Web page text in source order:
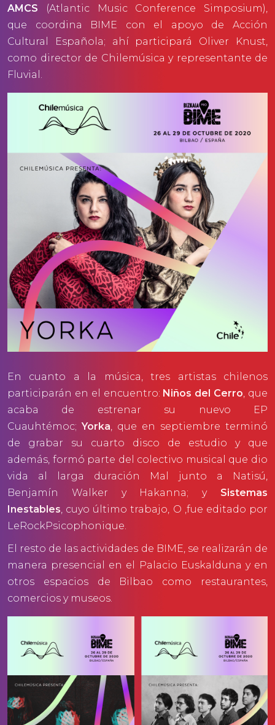
AMCS
(Atlantic Music Conference Simposium),
que coordina BIME con el apoyo de Acción
Cultural Española; ahí participará Oliver Knust,
como director de Chilemúsica y representante de
Fluvial.
En cuanto a la música, tres artistas chilenos
participarán en el encuentro: Niños del Cerro , que
acaba de estrenar su nuevo EP
Cuauhtémoc;Yorka , que en septiembre terminó
de grabar su cuarto disco de estudio y que
además, formó parte del colectivo musical que dio
vida al larga duración Mal junto a Natisú,
Benjamín Walker y Hakanna; y Sistemas
Inestables , cuyo último trabajo, O ,fue editado por
LeRockPsicophonique.
El resto de las actividades de BIME, se realizarán de
manera presencial en el Palacio Euskalduna y en
otros espacios de Bilbao como restaurantes,
comercios y museos.